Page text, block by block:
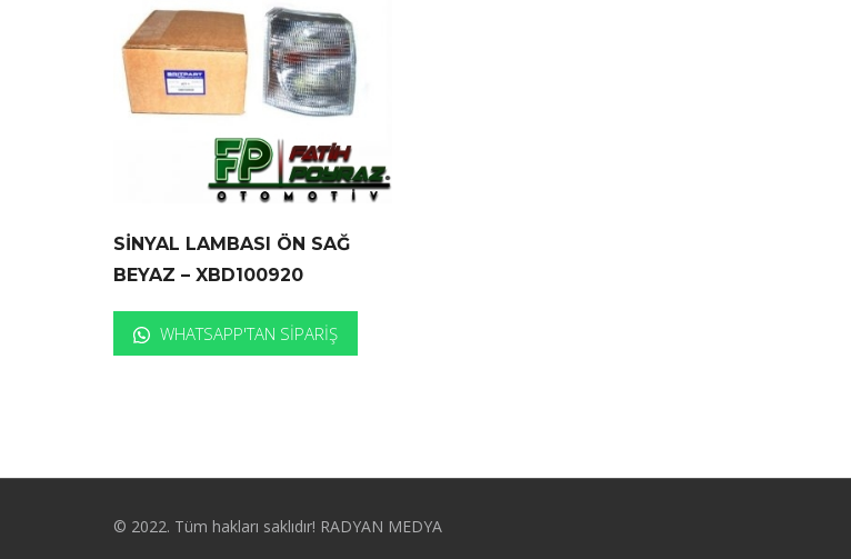
SİNYAL LAMBASI ÖN SAĞ
BEYAZ – XBD100920
WHATSAPP'TAN SIPARIŞ
© 2022. Tüm hakları saklıdır! RADYAN MEDYA